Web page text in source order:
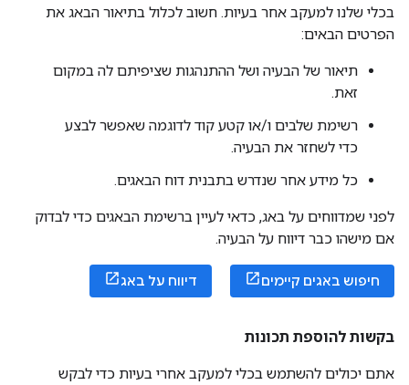
בכלי שלנו למעקב אחר בעיות. חשוב לכלול בתיאור הבאג את
הפרטים הבאים:
תיאור של הבעיה ושל ההתנהגות שציפיתם לה במקום
זאת.
רשימת שלבים ו/או קטע קוד לדוגמה שאפשר לבצע
כדי לשחזר את הבעיה.
כל מידע אחר שנדרש בתבנית דוח הבאגים.
לפני שמדווחים על באג, כדאי לעיין ברשימת הבאגים כדי לבדוק
אם מישהו כבר דיווח על הבעיה.
חיפוש באגים קיימים דיווח על באג
בקשות להוספת תכונות
אתם יכולים להשתמש בכלי למעקב אחרי בעיות כדי לבקש